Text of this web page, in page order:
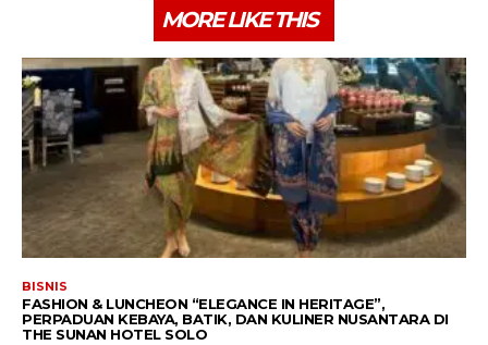
MORE LIKE THIS
BISNIS
FASHION & LUNCHEON “ELEGANCE IN HERITAGE”,
PERPADUAN KEBAYA, BATIK, DAN KULINER NUSANTARA DI
THE SUNAN HOTEL SOLO